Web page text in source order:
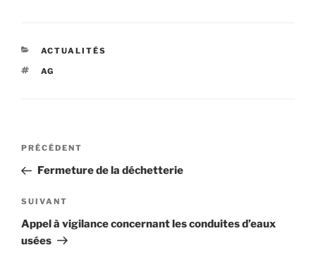
CATÉGORIES
ACTUALITÉS
ÉTIQUETTES
AG
Navigation
l’article
Article
précédent
PRÉCÉDENT
Fermeture de la déchetterie
Article
suivant
SUIVANT
Appel à vigilance concernant les conduites d’eaux
usées